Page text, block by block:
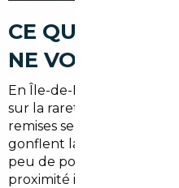
CE QUE LE
NE VOUS DIRA
En Île-de-France, les
sur la rareté et la
remises se font attendre
gonflent la facture. Dans
peu de points de vente
proximité immédiate :